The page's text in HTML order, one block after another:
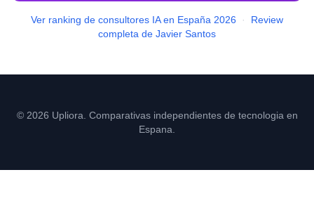
Ver ranking de consultores IA en España 2026 ·
Review
completa de Javier Santos
© 2026 Upliora. Comparativas independientes de tecnologia en
Espana.